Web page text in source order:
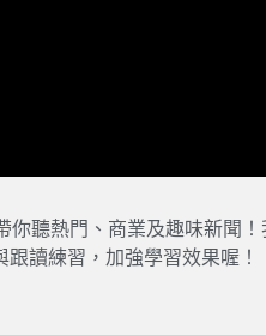
聽熱門、商業及趣味新聞
讀練習，加強學習效果喔！